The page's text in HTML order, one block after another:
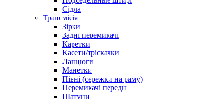
Сідла
Трансмісія
Зірки
Задні перемикачі
Каретки
Касети/тріскачки
Ланцюги
Манетки
Півні (сережки на раму)
Перемикачі передні
Шатуни